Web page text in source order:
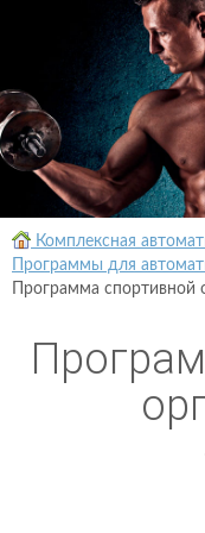
Комплексная
Программы для
Программа спортивной